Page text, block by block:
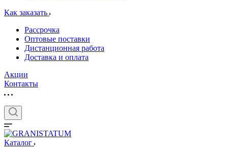
Как заказать
Рассрочка
Оптовые поставки
Дистанционная работа
Доставка и оплата
Акции
Контакты
Каталог